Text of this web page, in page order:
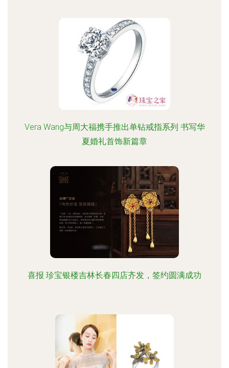
Vera Wang与周大福携手推出单钻戒指系列 书写华
夏婚礼首饰新篇章
喜报 珍宝银楼吉林长春四店齐发，签约圆满成功